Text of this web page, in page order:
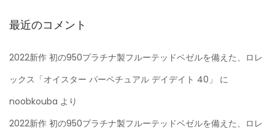
最近のコメント
2022新作 初の950プラチナ製フルーテッドベゼルを備えた、ロレ
ックス「オイスター パーペチュアル デイデイト 40」
に
noobkouba より
2022新作 初の950プラチナ製フルーテッドベゼルを備えた、ロレ